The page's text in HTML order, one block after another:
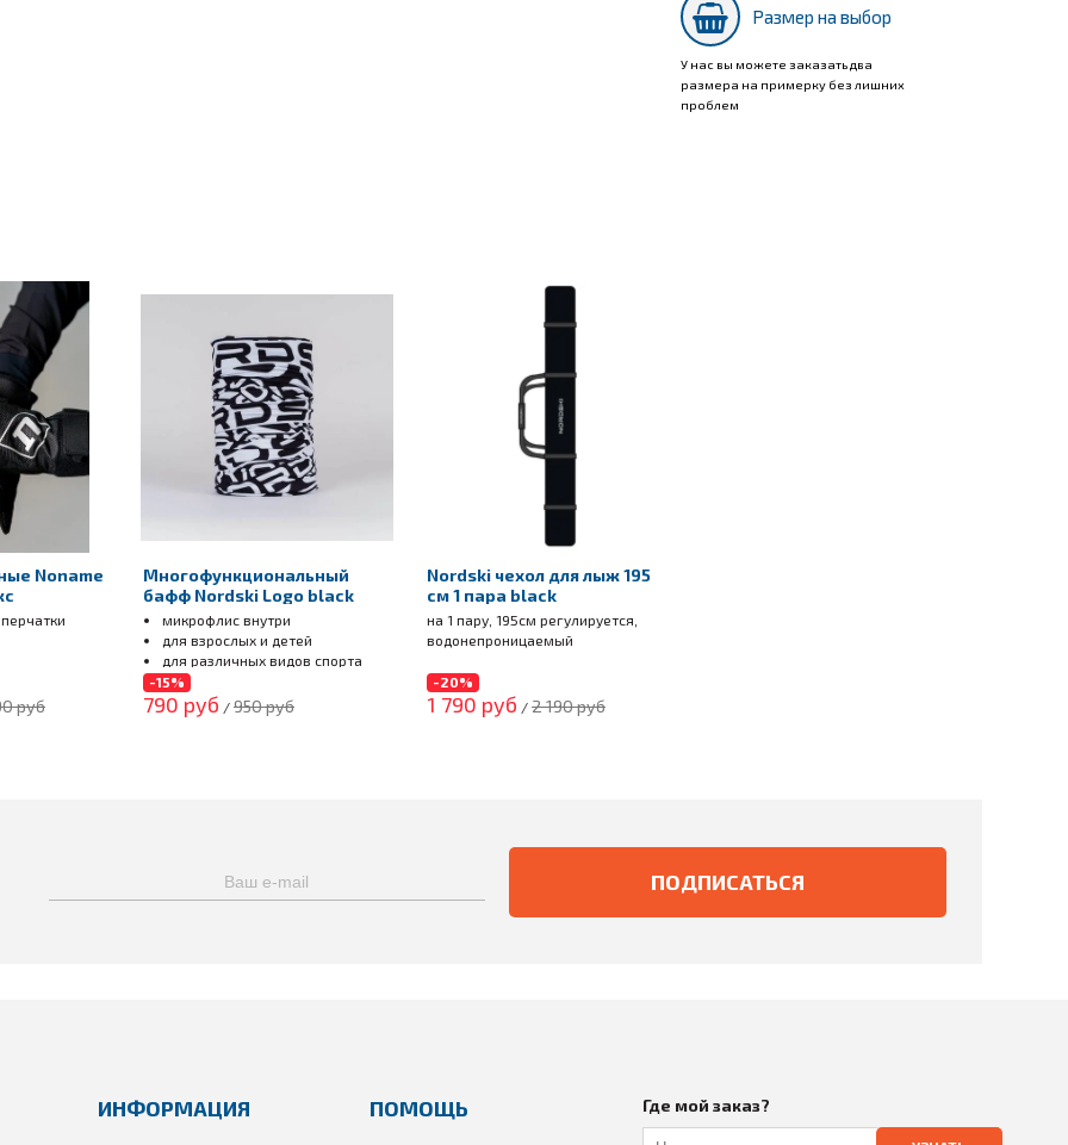
стартом;
если есть сомнения, выбирайте в большую
с ромбовидной структурой;
Размер на выбор
У нас вы можете заказать два
размера на примерку без лишних
проблем
Noname
руб
Многофункциональный
бафф Nordski Logo black
микрофлис внутри
для взрослых и детей
для различных видов спорта
-15%
790 руб / 950 руб
Nordski чехол для лыж 195
см 1 пара black
на 1 пару, 195см регулируется,
водонепроницаемый
-20%
1 790 руб / 2 190 руб
ИНФОРМАЦИЯ ПОМОЩЬ Где мой заказ?